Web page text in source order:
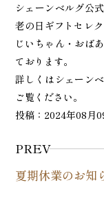
シェーンベルグ公
老の日ギフトセレ
じいちゃん・おば
ております。
詳しくはシェーン
ご覧ください。
投稿：2024年08
PREV
夏期休業のお知